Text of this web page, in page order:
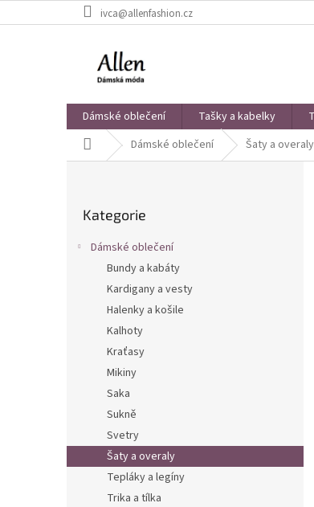
na
ivca@allenfashion.cz
Dámské oblečení Tašky a kabelky
Domů Dámské oblečení Šaty a overaly
kategorie
Kategorie
Dámské oblečení
Bundy a kabáty
Kardigany a vesty
Halenky a košile
Kalhoty
Kraťasy
Mikiny
Saka
Sukně
Svetry
Šaty a overaly
Tepláky a legíny
Trika a tílka